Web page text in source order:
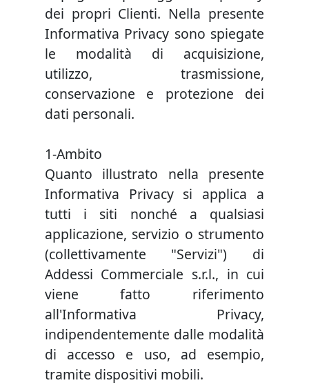
dei propri Clienti. Nella presente
Informativa Privacy sono spiegate
le modalità di acquisizione,
utilizzo, trasmissione,
conservazione e protezione dei
dati personali.
1-Ambito
Quanto illustrato nella presente
Informativa Privacy si applica a
tutti i siti nonché a qualsiasi
applicazione, servizio o strumento
(collettivamente "Servizi") di
Addessi Commerciale s.r.l., in cui
viene fatto riferimento
all'Informativa Privacy,
indipendentemente dalle modalità
di accesso e uso, ad esempio,
tramite dispositivi mobili.